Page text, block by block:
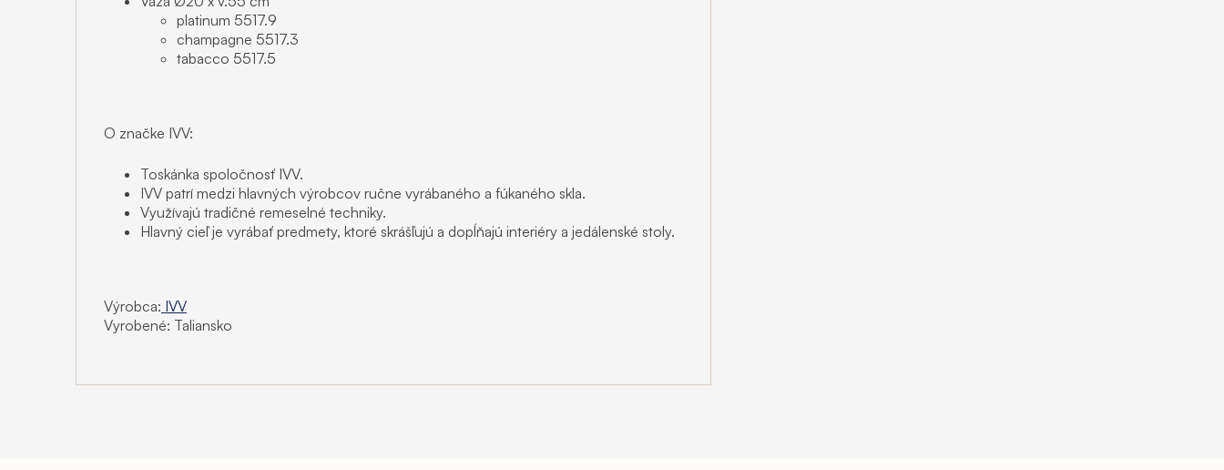
platinum 5517.9
champagne 5517.3
tabacco 5517.5
O značke IVV:
Toskánka spoločnosť IVV.
IVV patrí medzi hlavných výrobcov ručne vyrábaného a fúkaného skla.
Využívajú tradičné remeselné techniky.
Hlavný cieľ je vyrábať predmety, ktoré skrášľujú a dopĺňajú interiéry a jedálenské stoly.
Výrobca: IVV
Vyrobené: Taliansko